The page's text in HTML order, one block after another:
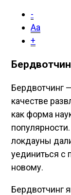
-
Aa
+
Бердвотчинг
качестве
как форма
локдауны
уединиться с
новому.
Бердвотчинг